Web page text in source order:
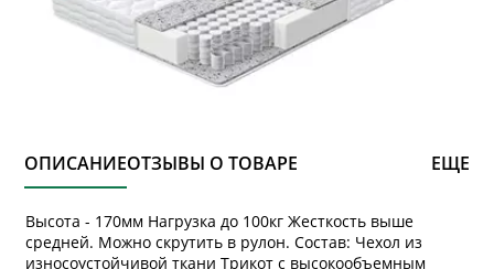
ОПИСАНИЕОТЗЫВЫ О ТОВАРЕ ЕЩЕ
Высота - 170мм Нагрузка до 100кг Жесткость выше
средней. Можно скрутить в рулон. Состав: Чехол из
износоустойчивой ткани Трикот с высокообъемным